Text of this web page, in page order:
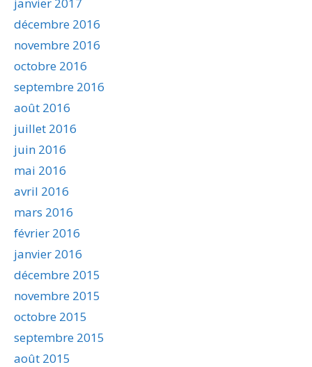
décembre 2016
novembre 2016
octobre 2016
septembre 2016
août 2016
juillet 2016
juin 2016
mai 2016
avril 2016
mars 2016
février 2016
janvier 2016
décembre 2015
novembre 2015
octobre 2015
septembre 2015
août 2015